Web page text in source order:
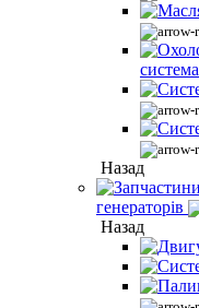
система
Назад
генераторів
Назад